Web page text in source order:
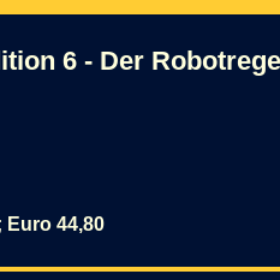
6 - Der
Euro 44,80